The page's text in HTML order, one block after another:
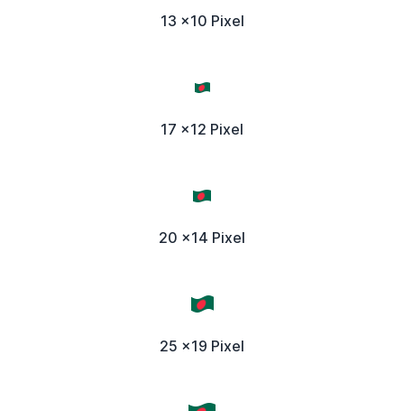
13 x10 Pixel
17 x12 Pixel
20 x14 Pixel
25 x19 Pixel